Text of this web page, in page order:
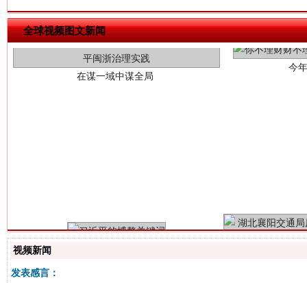
全球视频图文新闻
视频新闻
发表感言：